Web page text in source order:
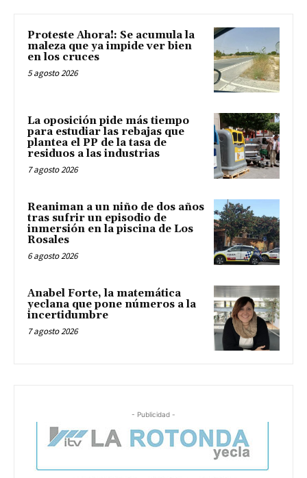
Proteste Ahora!: Se acumula la
maleza que ya impide ver bien
en los cruces
5 agosto 2026
La oposición pide más tiempo
para estudiar las rebajas que
plantea el PP de la tasa de
residuos a las industrias
7 agosto 2026
Reaniman a un niño de dos años
tras sufrir un episodio de
inmersión en la piscina de Los
Rosales
6 agosto 2026
Anabel Forte, la matemática
yeclana que pone números a la
incertidumbre
7 agosto 2026
- Publicidad -